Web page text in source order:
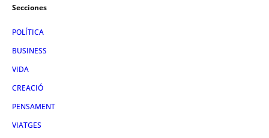
Secciones
POLÍTICA
BUSINESS
VIDA
CREACIÓ
PENSAMENT
VIATGES